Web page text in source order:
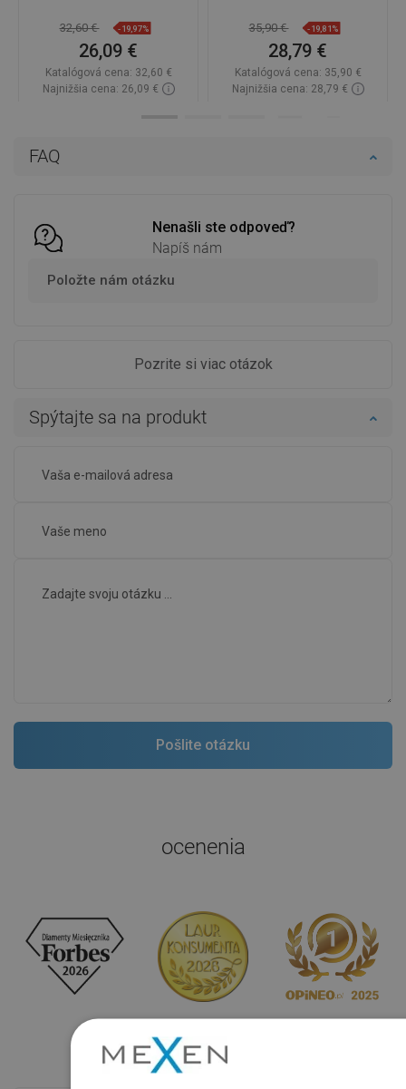
FAQ
Nenašli ste odpoveď?
Napíš nám
Položte nám otázku
Pozrite si viac otázok
Spýtajte sa na produkt
32,60 € -19,97%
26,09 €
Katalógová cena: 32,60 €
Najnižšia cena: 26,09 €
35,90 € -19,81%
28,79 €
Katalógová cena: 35,90 €
Najnižšia cena: 28,79 €
ocenenia